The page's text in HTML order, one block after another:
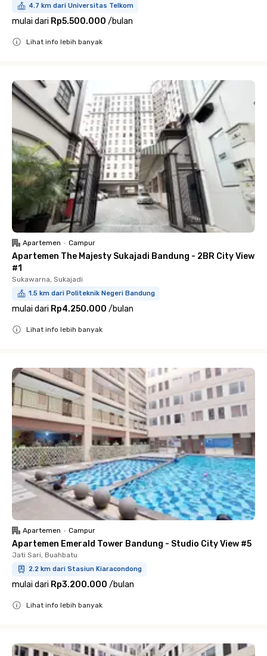
4.7 km dari Universitas Telkom
mulai dari Rp5.500.000 /bulan
Lihat info lebih banyak
Apartemen • Campur
Apartemen The Majesty Sukajadi Bandung - 2BR City View
#1
Sukawarna, Sukajadi
1.5 km dari Politeknik Negeri Bandung
mulai dari Rp4.250.000 /bulan
Lihat info lebih banyak
Apartemen • Campur
Apartemen Emerald Tower Bandung - Studio City View #5
Jati Sari, Buahbatu
2.2 km dari Stasiun Kiaracondong
mulai dari Rp3.200.000 /bulan
Lihat info lebih banyak